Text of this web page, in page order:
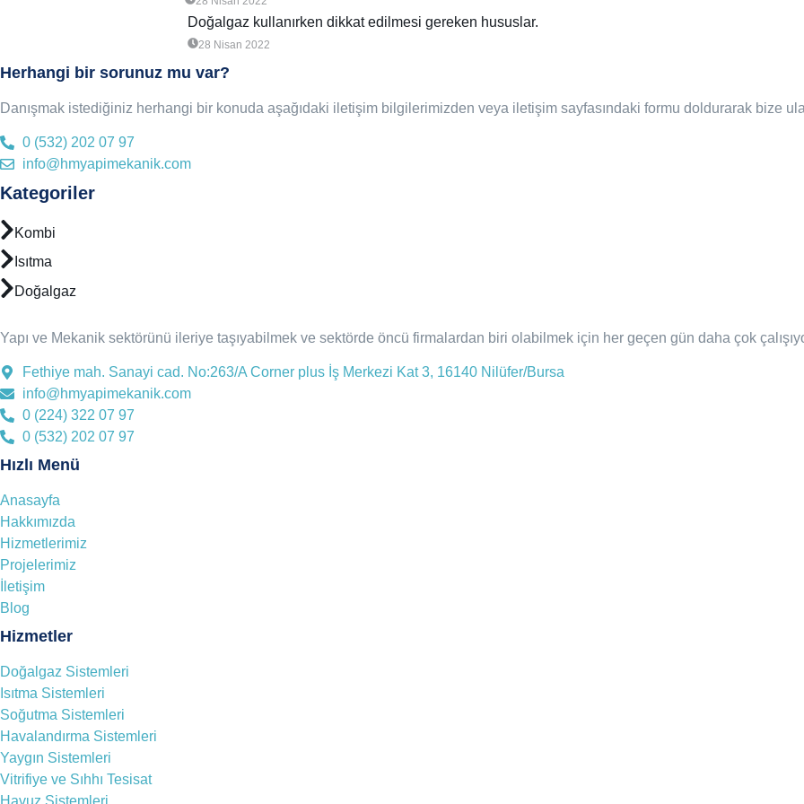
Doğalgaz kullanırken dikkat edilmesi gereken hususlar.
28 Nisan 2022
Herhangi bir sorunuz mu var?
Danışmak istediğiniz herhangi bir konuda aşağıdaki iletişim bilgilerimizden veya iletişim sayfasındaki formu doldurarak bize
0 (532) 202 07 97
info@hmyapimekanik.com
Kategoriler
Kombi
Isıtma
Doğalgaz
Yapı ve Mekanik sektörünü ileriye taşıyabilmek ve sektörde öncü firmalardan biri olabilmek için her geçen gün daha çok
Fethiye mah. Sanayi cad. No:263/A Corner plus İş Merkezi Kat 3, 16140 Nilüfer/Bursa
info@hmyapimekanik.com
0 (224) 322 07 97
0 (532) 202 07 97
Hızlı Menü
Anasayfa
Hakkımızda
Hizmetlerimiz
Projelerimiz
İletişim
Blog
Hizmetler
Doğalgaz Sistemleri
Isıtma Sistemleri
Soğutma Sistemleri
Havalandırma Sistemleri
Yaygın Sistemleri
Vitrifiye ve Sıhhı Tesisat